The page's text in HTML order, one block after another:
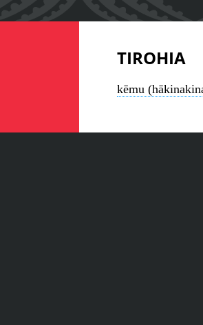
TIROHIA
kēmu